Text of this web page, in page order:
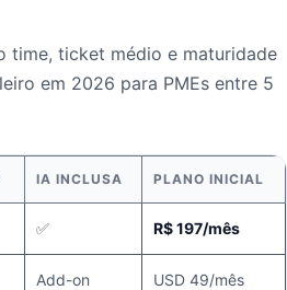
time, ticket médio e maturidade
em 2026 para PMEs entre 5
IA INCLUSA PLANO INICIAL
✅ R$ 197/mês
Add-on USD 49/mês